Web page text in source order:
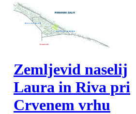
Zemljevid naselij
Laura in Riva pri
Crvenem vrhu